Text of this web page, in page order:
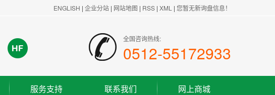
ENGLISH | 企业分站 | 网站地图 | RSS | XML | 您暂无新询盘信息！
全国咨询热线:
0512-55172933
服务支持
联系我们
网上商城